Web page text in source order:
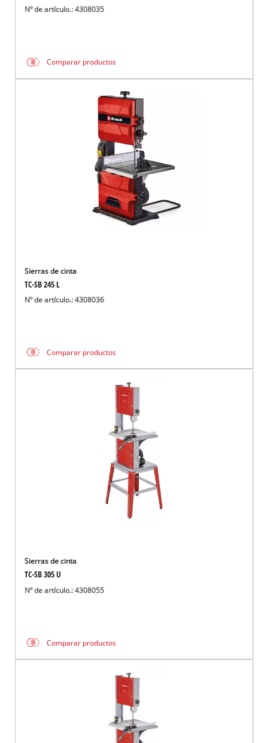
Nº de artículo.: 4308035
Comparar productos
Sierras de cinta
TC-SB 245 L
Nº de artículo.: 4308036
Comparar productos
Sierras de cinta
TC-SB 305 U
Nº de artículo.: 4308055
Comparar productos